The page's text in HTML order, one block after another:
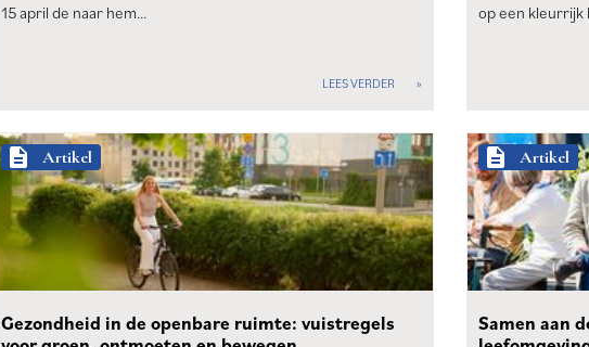
15 april de naar hem…
LEES VERDER
op een kleurrijk
description Artikel
Gezondheid in de openbare ruimte: vuistregels
description Artikel
Samen aan